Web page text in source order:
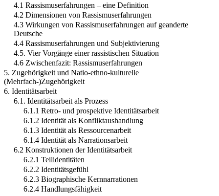
4.1 Rassismuserfahrungen – eine Definition
4.2 Dimensionen von Rassismuserfahrungen
4.3 Wirkungen von Rassismuserfahrungen auf geanderte
Deutsche
4.4 Rassismuserfahrungen und Subjektivierung
4.5. Vier Vorgänge einer rassistischen Situation
4.6 Zwischenfazit: Rassismuserfahrungen
5. Zugehörigkeit und Natio-ethno-kulturelle
(Mehrfach-)Zugehörigkeit
6. Identitätsarbeit
6.1. Identitätsarbeit als Prozess
6.1.1 Retro- und prospektive Identitätsarbeit
6.1.2 Identität als Konfliktaushandlung
6.1.3 Identität als Ressourcenarbeit
6.1.4 Identität als Narrationsarbeit
6.2 Konstruktionen der Identitätsarbeit
6.2.1 Teilidentitäten
6.2.2 Identitätsgefühl
6.2.3 Biographische Kernnarrationen
6.2.4 Handlungsfähigkeit